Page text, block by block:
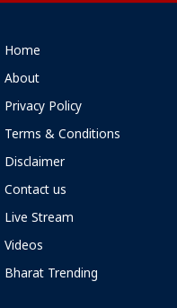
Home
About
Privacy Policy
Terms & Conditions
Disclaimer
Contact us
Live Stream
Videos
Bharat Trending